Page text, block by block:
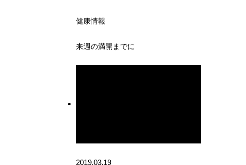
健康情報
来週の満開までに
2019.03.19